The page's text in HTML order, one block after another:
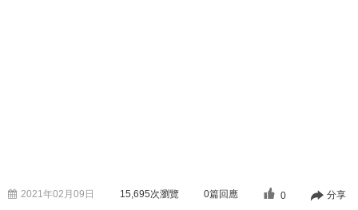
2021年02月09日 15,695次瀏覽 0篇回應 0 分享